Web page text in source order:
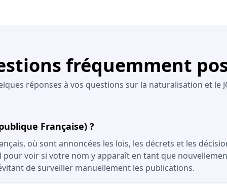
fréquemment
réponses à vos questions sur la naturalisation et le
Française) ?
où sont annoncées les lois, les décrets et les
voir si votre nom y apparaît en tant que
de surveiller manuellement les publications.